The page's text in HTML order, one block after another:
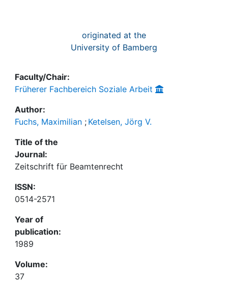
originated at the
University of Bamberg
Faculty/Chair:
Früherer Fachbereich Soziale Arbeit
Author:
Fuchs, Maximilian ; Ketelsen, Jörg V.
Title of the
Journal:
Zeitschrift für Beamtenrecht
ISSN:
0514-2571
Year of
publication:
1989
Volume:
37